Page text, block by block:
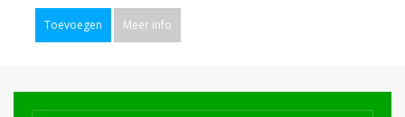
Toevoegen Meer info